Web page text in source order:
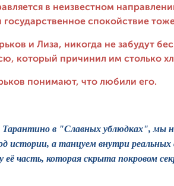
в неизвестном
государственное спокойствие
и Лиза, никогда не забудут
который причинил им столько
понимают, что любили его.
в "Славных ублюдках", мы
истории, а танцуем внутри
её часть, которая скрыта покровом